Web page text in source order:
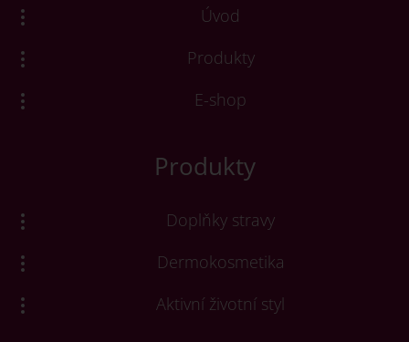
Úvod
Produkty
E-shop
Produkty
Doplňky stravy
Dermokosmetika
Aktivní životní styl